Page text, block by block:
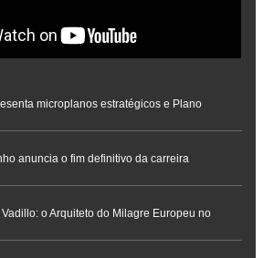
microplanos estratégicos e Plano
de Arbitragem
anuncia o fim definitivo da carreira
em conferência histórica na Cidade do
o Arquiteto do Milagre Europeu no